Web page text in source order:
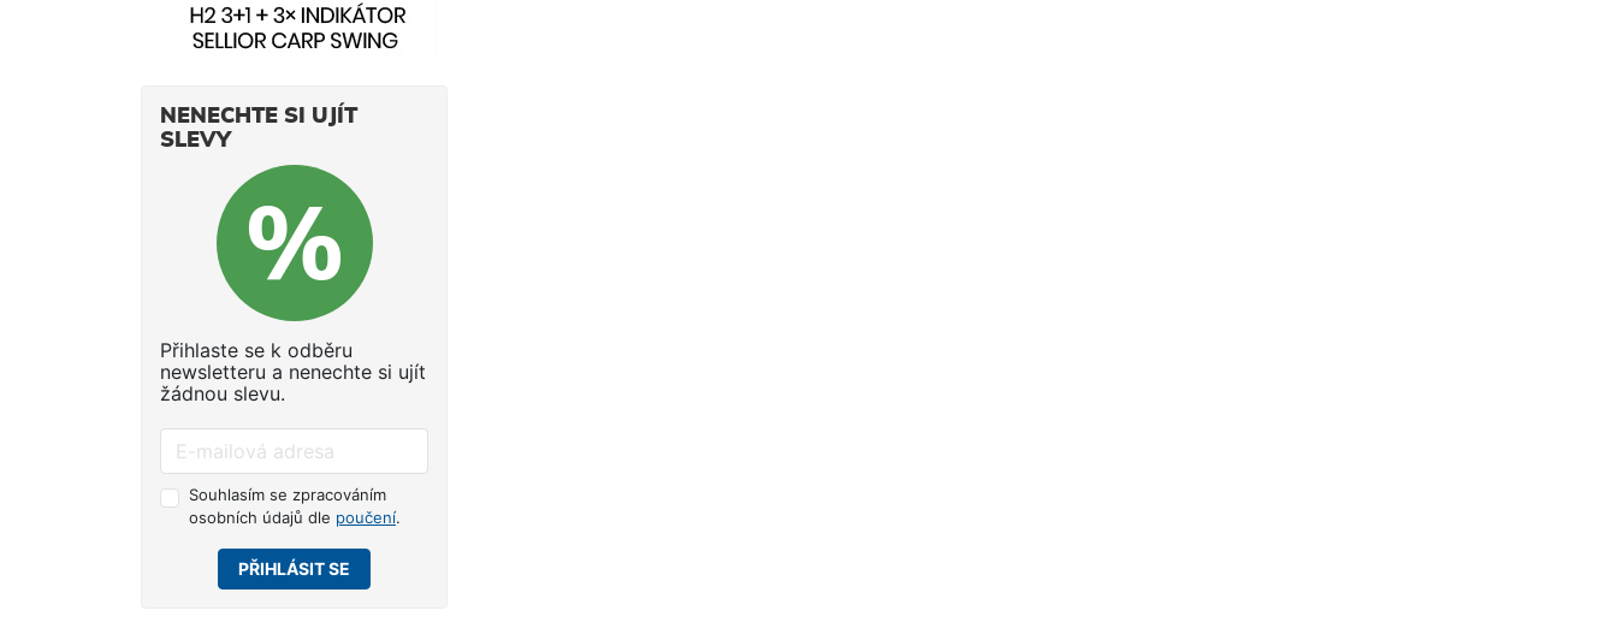
NENECHTE SI UJÍT
SLEVY
Přihlaste se k odběru
newsletteru a nenechte si ujít
žádnou slevu.
Souhlasím se zpracováním
osobních údajů dle poučení.
PŘIHLÁSIT SE